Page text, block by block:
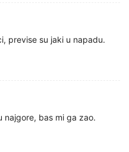
previse su jaki u napadu.
najgore, bas mi ga zao.